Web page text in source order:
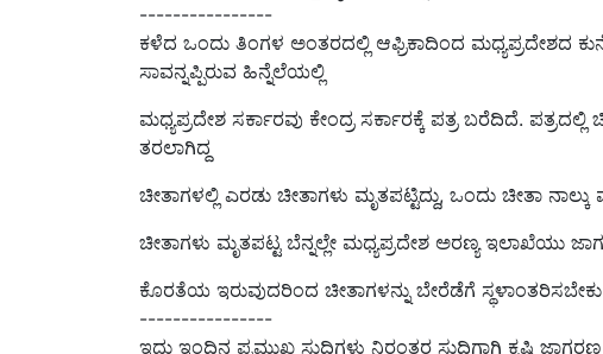
ಕಳೆದ ಒಂದು ತಿಂಗಳ ಅಂತರದಲ್ಲಿ ಆಫ್ರಿಕಾದಿಂದ ಮಧ್ಯಪ್ರದೇಶದ
ಸಾವನ್ನಪ್ಪಿರುವ ಹಿನ್ನೆಲೆಯಲ್ಲಿ
ಮಧ್ಯಪ್ರದೇಶ ಸರ್ಕಾರವು ಕೇಂದ್ರ ಸರ್ಕಾರಕ್ಕೆ ಪತ್ರ ಬರೆದಿದೆ. ಪತ್ರದಲ್ಲಿ
ತರಲಾಗಿದ್ದ
ಳಲ್ಲಿ ಎರಡು ಚೀತಾಗಳು ಮೃತಪಟ್ಟಿದ್ದು,
ಚೀತಾಗಳು ಮೃತಪಟ್ಟ ಬೆನ್ನಲ್ಲೇ ಮಧ್ಯಪ್ರದೇಶ ಅರಣ್ಯ ಇಲಾಖೆಯು
ಕೊರತೆಯ ಇರುವುದರಿಂದಚೀತಾಗಳನ್ನು ಬೇರೆಡೆಗೆ
----------------
ಇದು ಇಂದಿನ ಪ್ರಮುಖ ಸುದ್ದಿಗಳು ನಿರಂತರ ಸುದ್ದಿಗಾಗಿ ಕೃಷಿ